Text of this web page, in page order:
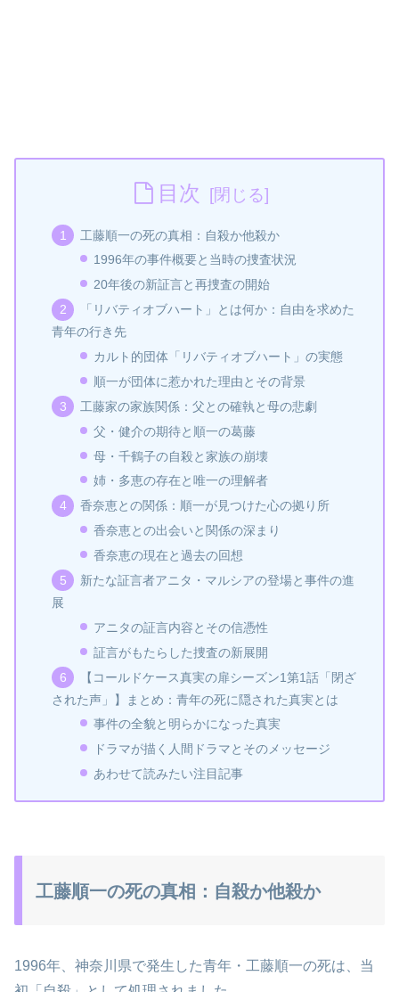
目次
工藤順一の死の真相：自殺か他殺か
1996年の事件概要と当時の捜査状況
20年後の新証言と再捜査の開始
「リバティオブハート」とは何か：自由を求めた
青年の行き先
カルト的団体「リバティオブハート」の実態
順一が団体に惹かれた理由とその背景
工藤家の家族関係：父との確執と母の悲劇
父・健介の期待と順一の葛藤
母・千鶴子の自殺と家族の崩壊
姉・多恵の存在と唯一の理解者
香奈恵との関係：順一が見つけた心の拠り所
香奈恵との出会いと関係の深まり
香奈恵の現在と過去の回想
新たな証言者アニタ・マルシアの登場と事件の進
展
アニタの証言内容とその信憑性
証言がもたらした捜査の新展開
【コールドケース真実の扉シーズン1第1話「閉ざ
された声」】まとめ：青年の死に隠された真実とは
事件の全貌と明らかになった真実
ドラマが描く人間ドラマとそのメッセージ
あわせて読みたい注目記事
工藤順一の死の真相：自殺か他殺か
1996年、神奈川県で発生した青年・工藤順一の死は、当